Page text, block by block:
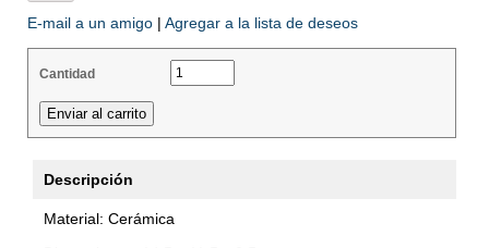
E-mail a un amigo | Agregar a la lista de deseos
Cantidad
Descripción
Material: Cerámica